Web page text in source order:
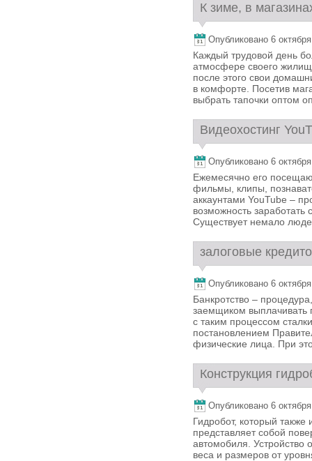
К зиме, в
Опубликовано 6
Каждый трудовой день
атмосфере своего
после этого свои
в комфорте. Посетив
выбрать тапочки оптом
Видеохостинг
Опубликовано 6
Ежемесячно его
фильмы, клипы,
аккаунтами YouTube –
возможность заработать
Существует немало
залоговые
Опубликовано 6
Банкротство –
заемщиком выплачивать
с таким процессом
постановлением
физические лица. При
Конструкция
Опубликовано 6
Гидробот, который
представляет собой
автомобиля. Устройство
веса и размеров от